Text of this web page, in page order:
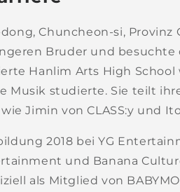
Chuncheon-si, Provinz
Bruder und besuchte
Hanlim Arts High School
Musik studierte. Sie teilt
Jimin von CLASS:y und
2018 bei YG
und Banana
als Mitglied von